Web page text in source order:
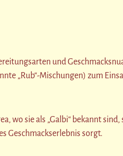
und
„Rub“-Mischungen) zum
wo sie als „Galbi“ bekannt
Geschmackserlebnis sorgt.